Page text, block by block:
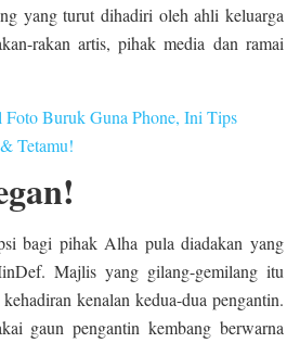
yang turut dihadiri oleh ahli keluarga
rakan artis, pihak media dan ramai
Buruk Guna Phone, Ini Tips
Tetamu!
bagi pihak Alha pula diadakan yang
Majlis yang gilang-gemilang itu
kenalan kedua-dua pengantin.
gaun pengantin kembang berwarna